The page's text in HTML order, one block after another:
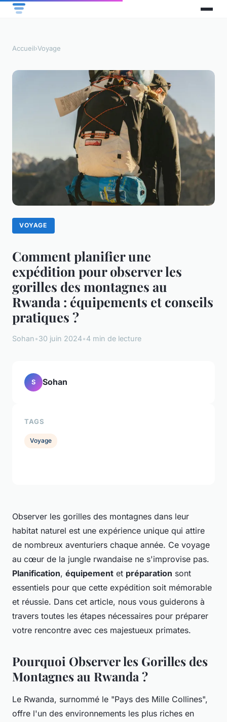
Accueil›Voyage
VOYAGE
Comment planifier une
expédition pour observer les
gorilles des montagnes au
Rwanda : équipements et conseils
pratiques ?
Sohan•30 juin 2024•4 min de lecture
Observer les gorilles des montagnes dans leur
habitat naturel est une expérience unique qui attire
de nombreux aventuriers chaque année. Ce voyage
au cœur de la jungle rwandaise ne s'improvise pas.
Planification, équipement et préparation sont
essentiels pour que cette expédition soit mémorable
et réussie. Dans cet article, nous vous guiderons à
travers toutes les étapes nécessaires pour préparer
votre rencontre avec ces majestueux primates.
Pourquoi Observer les Gorilles des
Montagnes au Rwanda ?
Le Rwanda, surnommé le "Pays des Mille Collines",
offre l'un des environnements les plus riches en
S Sohan
TAGS
Voyage